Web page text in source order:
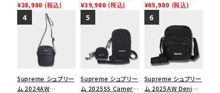
Force 1 Low シュプ
リーム ナイキエアフォ
ース１スニーカー シ
ューズ ホワイト
¥28,980 (税込)
Bag ユーティリティ
バッグ ブラック
¥39,980 (税込)
Bag ダッフルバッグ
ブラック
¥65,980 (税込)
Supreme シュプリー
ム 2024AW
Supreme シュプリー
ム 2025SS Camera
Supreme シュプリー
ム 2025AW Denim